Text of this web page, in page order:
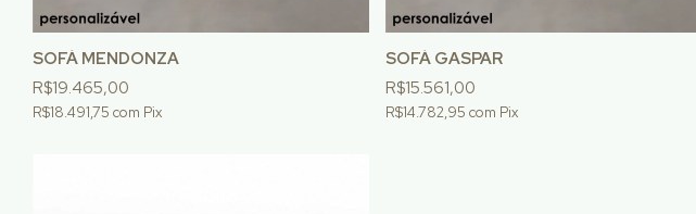
SOFÁ MENDONZA
R$19.465,00
R$18.491,75 com Pix
SOFÁ GASPAR
R$15.561,00
R$14.782,95 com Pix